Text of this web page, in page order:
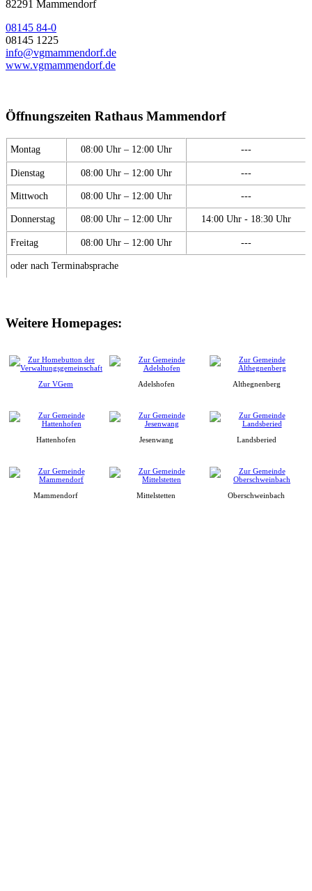
82291 Mammendorf
08145 84-0
08145 1225
info@vgmammendorf.de
www.vgmammendorf.de
Öffnungszeiten Rathaus Mammendorf
Montag 08:00 Uhr – 12:00 Uhr ---
Dienstag 08:00 Uhr – 12:00 Uhr ---
Mittwoch 08:00 Uhr – 12:00 Uhr ---
Donnerstag 08:00 Uhr – 12:00 Uhr 14:00 Uhr - 18:30 Uhr
Freitag 08:00 Uhr – 12:00 Uhr ---
oder nach Terminabsprache
Weitere Homepages:
Zur VGem Adelshofen Althegnenberg
Hattenhofen Jesenwang Landsberied
Mammendorf Mittelstetten Oberschweinbach